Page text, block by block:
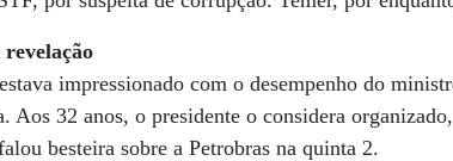
impressionado com o desempenho do
Aos 32 anos, o presidente o considera
besteira sobre a Petrobras na quinta 2.